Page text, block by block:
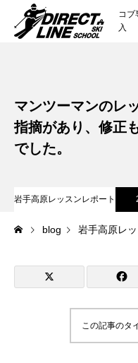
コブ
入
参加までの流れ
参加費のお支払い
各会場の集合場所
スキー場から選ぶ
鷲ヶ岳＆高鷲スノーパーク
マンツーマンのレ
指摘があり、修正
でした。
岩手高原レッスンレポート
blog 岩手高原レ
この記事のタ